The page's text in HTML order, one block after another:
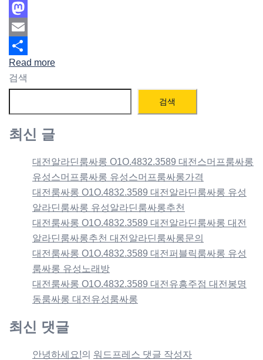
Facebook
Mastodon
Email
Share
Read more
검색
검색
최신 글
대전알라딘룸싸롱 O1O.4832.3589 대전스머프룸싸롱
유성스머프룸싸롱 유성스머프룸싸롱가격
대전룸싸롱 O1O.4832.3589 대전알라딘룸싸롱 유성
알라딘룸싸롱 유성알라딘룸싸롱추천
대전룸싸롱 O1O.4832.3589 대전알라딘룸싸롱 대전
알라딘룸싸롱추천 대전알라딘룸싸롱문의
대전룸싸롱 O1O.4832.3589 대전퍼블릭룸싸롱 유성
룸싸롱 유성노래방
대전룸싸롱 O1O.4832.3589 대전유흥주점 대전봉명
동룸싸롱 대전유성룸싸롱
최신 댓글
안녕하세요!의 워드프레스 댓글 작성자